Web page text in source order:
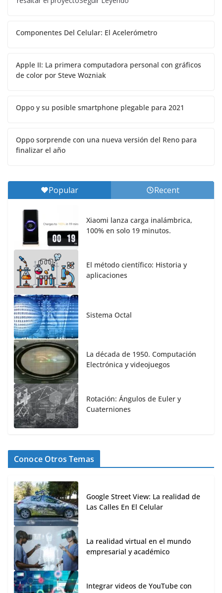
Componentes Del Celular: El Acelerómetro
Apple II: La primera computadora personal con gráficos
de color por Steve Wozniak
Oppo y su posible smartphone plegable para 2021
Oppo sorprende con una nueva versión del Reno para
finalizar el año
Popular Recent
Xiaomi lanza carga inalámbrica,
100% en solo 19 minutos.
El método científico: Historia y
aplicaciones
Sistema Octal
La década de 1950. Computación
Electrónica y videojuegos
Rotación: Ángulos de Euler y
Cuaterniones
Conoce Otros Temas
Google Street View: La realidad de
Las Calles En El Celular
La realidad virtual en el mundo
empresarial y académico
Integrar videos de YouTube con